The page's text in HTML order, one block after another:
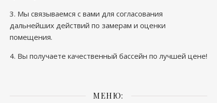
3. Мы связываемся с вами для согласования
дальнейших действий по замерам и оценки
помещения.
4. Вы получаете качественный бассейн по лучшей цене!
МЕНЮ: